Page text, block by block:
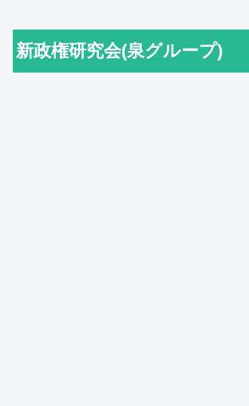
新政権研究会(泉グループ)